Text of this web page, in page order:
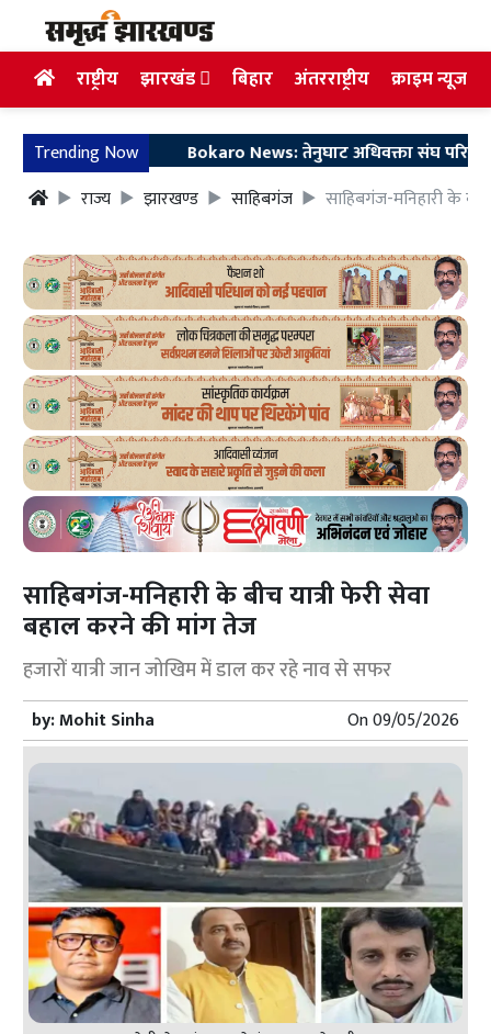
राष्ट्रीय झारखंड बिहार अंतरराष्ट्रीय क्राइम न्यूज
Trending NowBokaro News: तेनुघाट अधिवक्ता संघ परिसर में गुरु
राज्य
झारखण्ड साहिबगंज साहिबगंज-मनिहारी के
साहिबगंज-मनिहारी के बीच यात्री फेरी सेवा
बहाल करने की मांग तेज
हजारों यात्री जान जोखिम में डाल कर रहे नाव से सफर
by:Mohit Sinha On09/05/2026